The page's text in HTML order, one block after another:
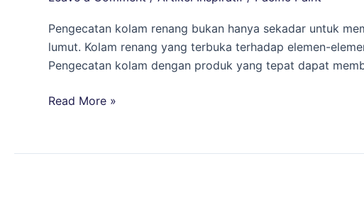
Pengecatan kolam renang bukan hanya sekadar untuk
lumut. Kolam renang yang terbuka terhadap elemen-
Pengecatan kolam dengan produk yang tepat dapat
Dengan
Kolam
Seperti
Baru
Read More »